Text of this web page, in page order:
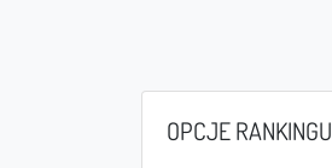
OPCJE RANKINGU